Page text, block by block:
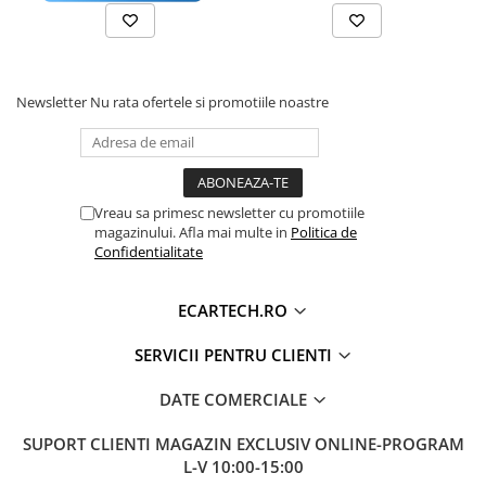
Aparate de lipit si capsat
Prelungitoare
Aeroterme
Compresoare aer
Boxe & Subwoofer Auto
Subwoofer Auto
Amplificatoare auto
CONECTIVITATE
HOTSPOT TELEFON WIFI SI SLOT
CARPLAY
WIRELESS DA
ALIMENTARE
12V
DA
REDARE MUZICA, DESCARCARE
TELEFONICE
TOUCHSCREEN HD CAPACITIV,
Newsletter Nu rata ofertele si promotiile noastre
Vreau sa primesc newsletter cu promotiile
magazinului. Afla mai multe in Politica de
Confidentialitate
ECARTECH.RO
SERVICII PENTRU CLIENTI
DATE COMERCIALE
SUPORT CLIENTI MAGAZIN EXCLUSIV ONLINE-PROGRAM
L-V 10:00-15:00